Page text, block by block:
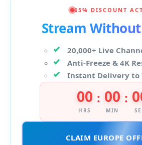
65% DISCOUNT
Stream
20,000+ Live
Anti-Freeze & 4K
Instant Delivery to
00
HRS
: 00
MIN
:
CLAIM EUROPE